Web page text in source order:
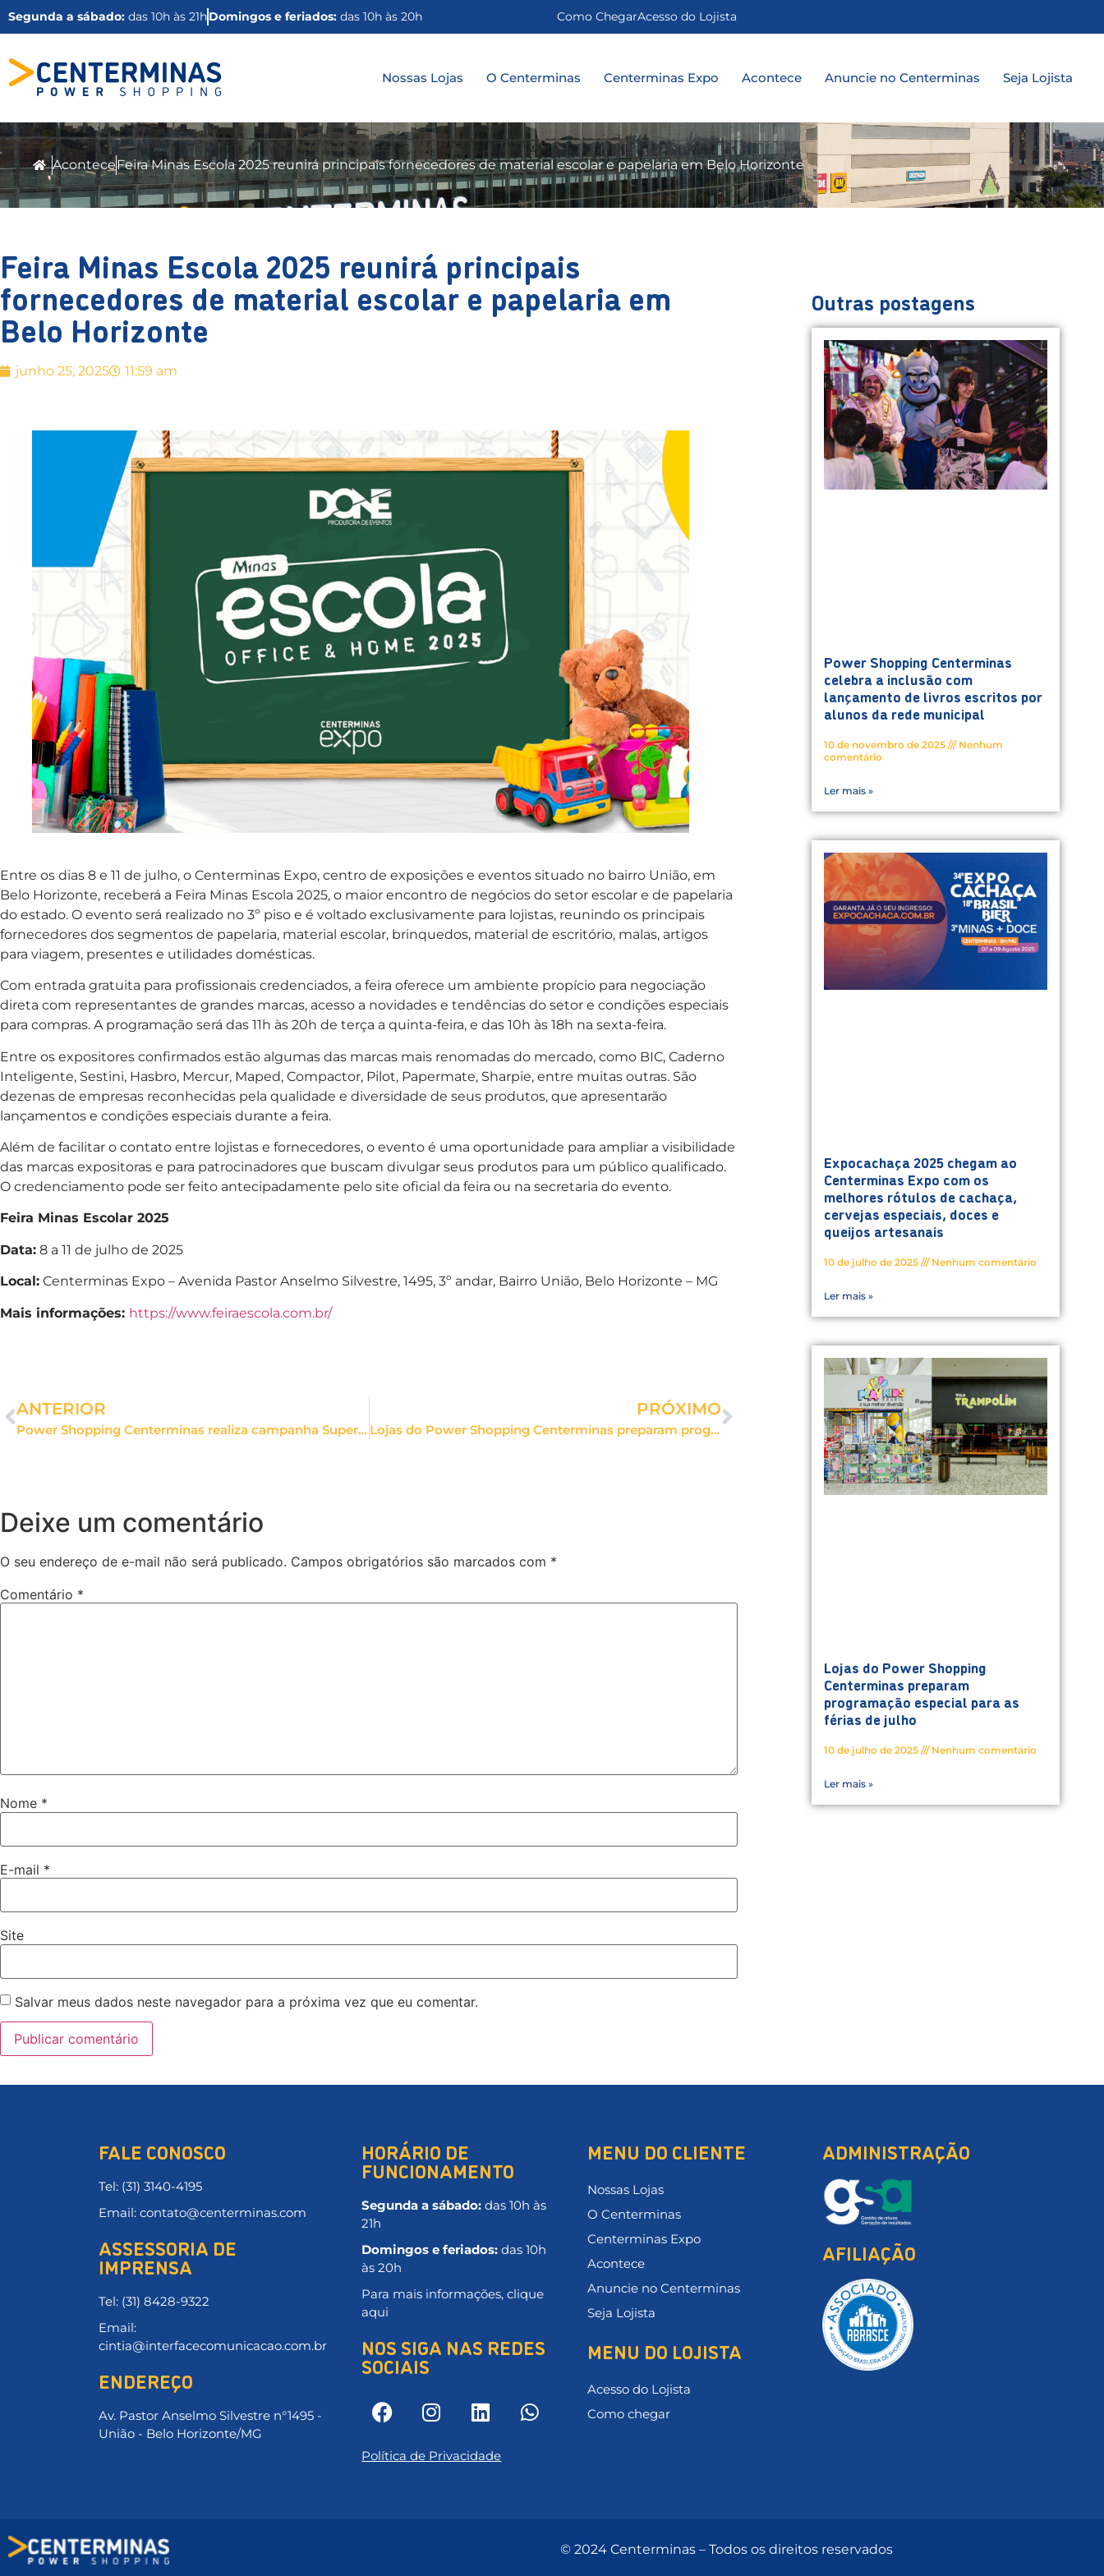
Segunda a sábado: das 10h às 21hDomingos e feriados: das 10h às 20h Como ChegarAcesso do Lojista
Nossas Lojas O Centerminas Centerminas Expo Acontece Anuncie no Centerminas Seja Lojista
AconteceFeira Minas Escola 2025 reunirá principais fornecedores de material escolar e papelaria em Belo Horizonte
Feira Minas Escola 2025 reunirá principais
fornecedores de material escolar e papelaria em
Belo Horizonte
junho 25, 2025 11:59 am
Entre os dias 8 e 11 de julho, o Centerminas Expo, centro de exposições e eventos situado no bairro União, em
Belo Horizonte, receberá a Feira Minas Escola 2025, o maior encontro de negócios do setor escolar e de papelaria
do estado. O evento será realizado no 3º piso e é voltado exclusivamente para lojistas, reunindo os principais
fornecedores dos segmentos de papelaria, material escolar, brinquedos, material de escritório, malas, artigos
para viagem, presentes e utilidades domésticas.
Com entrada gratuita para profissionais credenciados, a feira oferece um ambiente propício para negociação
direta com representantes de grandes marcas, acesso a novidades e tendências do setor e condições especiais
para compras. A programação será das 11h às 20h de terça a quinta-feira, e das 10h às 18h na sexta-feira.
Entre os expositores confirmados estão algumas das marcas mais renomadas do mercado, como BIC, Caderno
Inteligente, Sestini, Hasbro, Mercur, Maped, Compactor, Pilot, Papermate, Sharpie, entre muitas outras. São
dezenas de empresas reconhecidas pela qualidade e diversidade de seus produtos, que apresentarão
lançamentos e condições especiais durante a feira.
Além de facilitar o contato entre lojistas e fornecedores, o evento é uma oportunidade para ampliar a visibilidade
das marcas expositoras e para patrocinadores que buscam divulgar seus produtos para um público qualificado.
O credenciamento pode ser feito antecipadamente pelo site oficial da feira ou na secretaria do evento.
Feira Minas Escolar 2025
Data: 8 a 11 de julho de 2025
Local: Centerminas Expo – Avenida Pastor Anselmo Silvestre, 1495, 3º andar, Bairro União, Belo Horizonte – MG
Mais informações: https://www.feiraescola.com.br/
ANTERIOR
Power Shopping Centerminas realiza campanha Super Maio, com descontos especiais
PRÓXIMO
Lojas do Power Shopping Centerminas preparam programação especial para as férias de julho
Deixe um comentário
O seu endereço de e-mail não será publicado. Campos obrigatórios são marcados com *
Comentário *
Nome *
E-mail *
Site
Salvar meus dados neste navegador para a próxima vez que eu comentar.
Outras postagens
Power Shopping Centerminas
celebra a inclusão com
lançamento de livros escritos por
alunos da rede municipal
10 de novembro de 2025
Nenhum
comentário
Ler mais »
Expocachaça 2025 chegam ao
Centerminas Expo com os
melhores rótulos de cachaça,
cervejas especiais, doces e
queijos artesanais
10 de julho de 2025 Nenhum comentário
Ler mais »
Lojas do Power Shopping
Centerminas preparam
programação especial para as
férias de julho
10 de julho de 2025 Nenhum comentário
Ler mais »
FALE CONOSCO
Tel: (31) 3140-4195
Email: contato@centerminas.com
ASSESSORIA DE
IMPRENSA
Tel: (31) 8428-9322
Email:
cintia@interfacecomunicacao.com.br
ENDEREÇO
Av. Pastor Anselmo Silvestre n°1495 -
União - Belo Horizonte/MG
HORÁRIO DE
FUNCIONAMENTO
Segunda a sábado: das 10h às
21h
Domingos e feriados:das 10h
às 20h
Para mais informações, clique
aqui
NOS SIGA NAS REDES
SOCIAIS
Política de Privacidade
MENU DO CLIENTE
Nossas Lojas
O Centerminas
Centerminas Expo
Acontece
Anuncie no Centerminas
Seja Lojista
MENU DO LOJISTA
Acesso do Lojista
Como chegar
ADMINISTRAÇÃO
AFILIAÇÃO
© 2024 Centerminas – Todos os direitos reservados